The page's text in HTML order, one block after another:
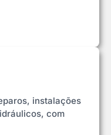
instalações
com